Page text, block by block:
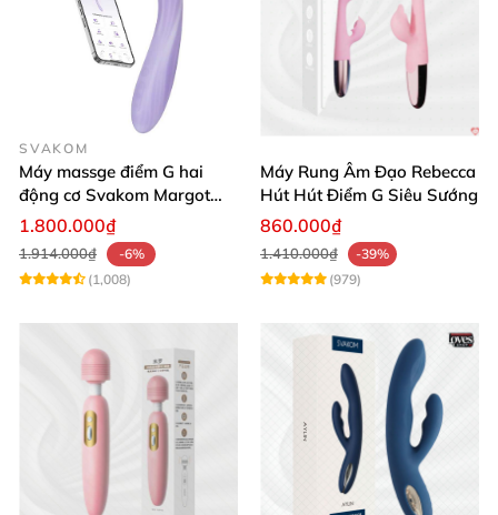
SVAKOM
Máy massge điểm G hai
động cơ Svakom Margot
điều khiển qua app
1.800.000₫
1.914.000₫
-6%
(1,008)
Máy Rung Âm Đạo Rebecca
Hút Hút Điểm G Siêu Sướng
860.000₫
1.410.000₫
-39%
(979)